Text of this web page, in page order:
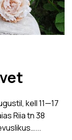
kell 11­—17
Riia tn 38